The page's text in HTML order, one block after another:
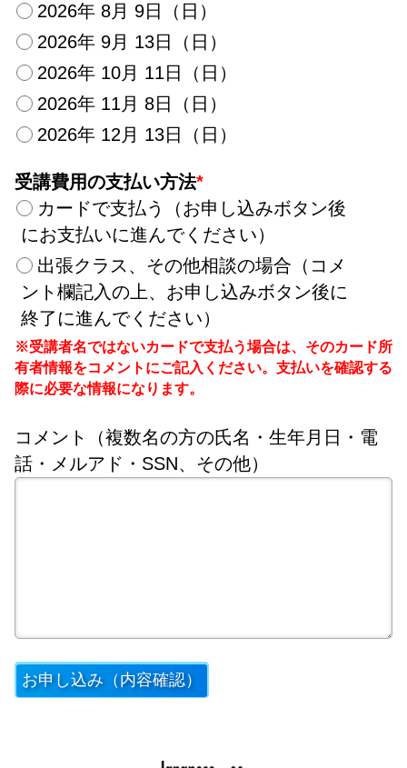
2026年 8月 9日（日）
2026年 9月 13日（日）
2026年 10月 11日（日）
2026年 11月 8日（日）
2026年 12月 13日（日）
受講費用の支払い方法*
カードで支払う（お申し込みボタン後
にお支払いに進んでください）
出張クラス、その他相談の場合（コメ
ント欄記入の上、お申し込みボタン後に
終了に進んでください）
※受講者名ではないカードで支払う場合は、そのカード所
有者情報をコメントにご記入ください。支払いを確認する
際に必要な情報になります。
コメント（複数名の方の氏名・生年月日・電
話・メルアド・SSN、その他）